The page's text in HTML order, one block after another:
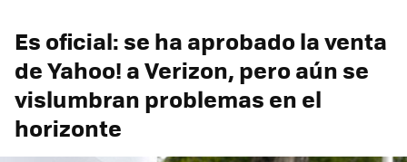
Es oficial: se ha aprobado la venta
de Yahoo! a Verizon, pero aún se
vislumbran problemas en el
horizonte